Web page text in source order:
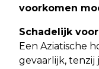
voorkomen
Schadelijk
Een Aziatische
gevaarlijk, tenzij